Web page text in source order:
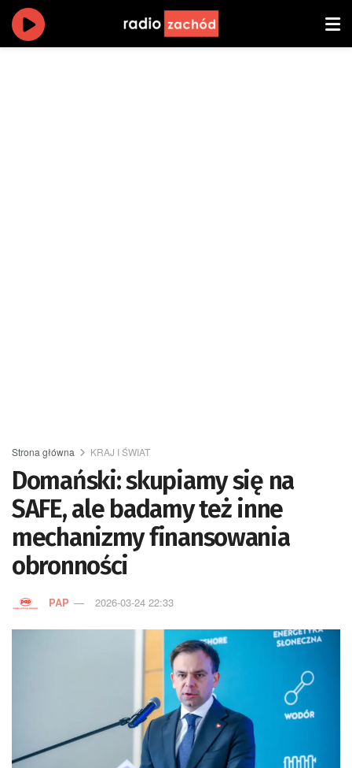
Strona główna KRAJ I ŚWIAT
Domański: skupiamy się na
SAFE, ale badamy też inne
mechanizmy finansowania
obronności
PAP 2026-03-24 22:33